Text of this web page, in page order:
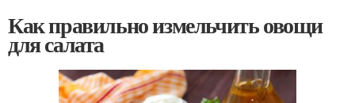
Как правильно измельчить овощи
для салата